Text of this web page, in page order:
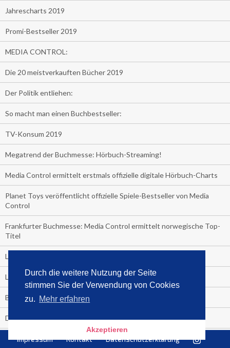
Durch die weitere Nutzung der Seite
stimmen Sie der Verwendung von Cookies
zu. Mehr erfahren
Akzeptieren
Jahrescharts 2019
Promi-Bestseller 2019
MEDIA CONTROL:
Die 20 meistverkauften Bücher 2019
Der Politik entliehen:
So macht man einen Buchbestseller:
TV-Konsum 2019
Megatrend der Buchmesse: Hörbuch-Streaming!
Media Control ermittelt erstmals offizielle digitale Hörbuch-Charts
Planet Toys veröffentlicht offizielle Spiele-Bestseller von Media
Control
Frankfurter Buchmesse: Media Control ermittelt norwegische Top-
Titel
Leichtathletik-WM im TV
Leck mich!
Boom der Klimabücher!
Der Sommer-Bestseller 2019
Backstop einer Showkarriere!
Impressum Kontakt Datenschutzerklärung